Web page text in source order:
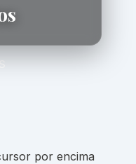
por encima